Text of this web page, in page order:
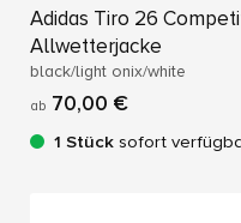
Adidas Tiro 26
Allwetterjacke
black/light onix/white
ab 70,00 €
1 Stück sofort